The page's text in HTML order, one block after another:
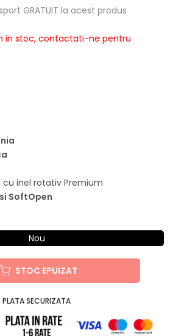
GRATUIT la acest produs
in stoc, contactati-ne pentru
cu inel rotativ Premium
SoftOpen
Nou
STOC EPUIZAT
PLATA SECURIZATA